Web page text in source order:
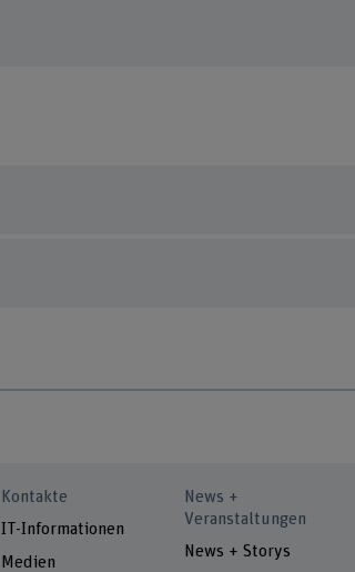
Kontakte
IT-Informationen
Medien
News +
Veranstaltungen
News + Storys